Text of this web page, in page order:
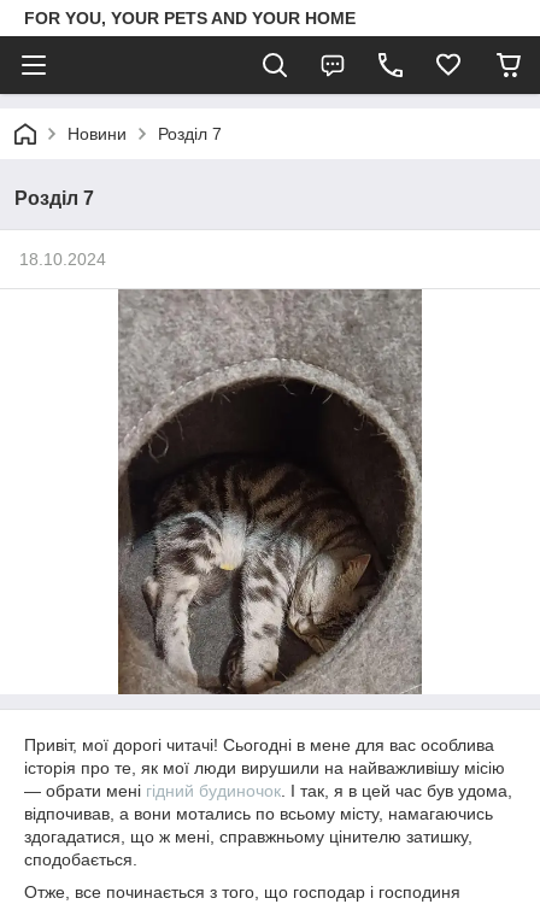
FOR YOU, YOUR PETS AND YOUR HOME
Новини Розділ 7
Розділ 7
18.10.2024
Привіт, мої дорогі читачі! Сьогодні в мене для вас особлива
історія про те, як мої люди вирушили на найважливішу місію
— обрати мені гідний будиночок . І так, я в цей час був удома,
відпочивав, а вони мотались по всьому місту, намагаючись
здогадатися, що ж мені, справжньому цінителю затишку,
сподобається.
Отже, все починається з того, що господар і господиня